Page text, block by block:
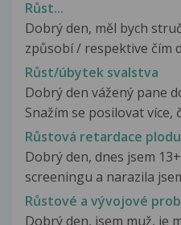
Růst...
Dobrý den, měl bych
způsobí / respektive čím
Růst/úbytek svalstva
Dobrý den vážený pane
Snažím se posilovat více,
Růstová retardace plodu
Dobrý den, dnes jsem
screeningu a narazila
Růstové a vývojové
Dobrý den, jsem muž, je